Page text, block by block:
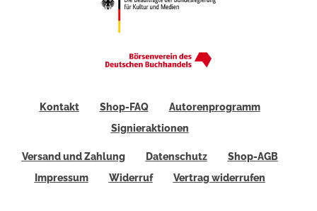
Kontakt Shop-FAQ
Autorenprogramm
Signieraktionen
Versand und Zahlung Datenschutz
Shop-AGB
Impressum
Widerruf Vertrag widerrufen